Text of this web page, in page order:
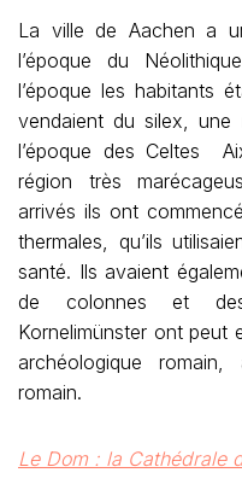
La ville de Aachen a
l’époque du
l’époque les habitants
vendaient du silex, une
l’époque des Celtes
région très
arrivés ils ont
thermales, qu’ils
santé. Ils avaient
de colonnes et
Kornelimünster ont peut
archéologique
romain.
Le Dom : la Cathédrale